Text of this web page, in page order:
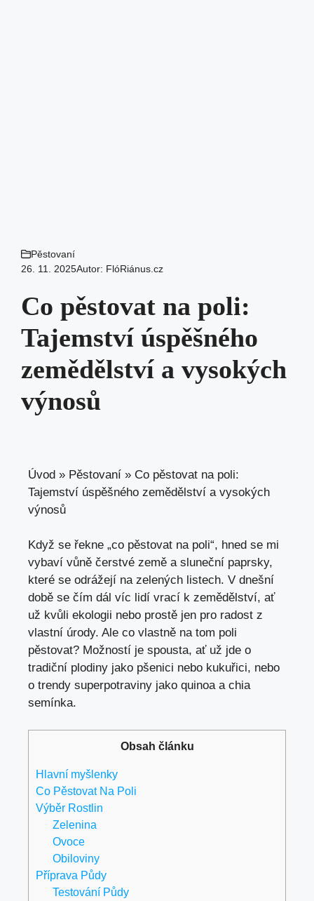
Pěstovaní
26. 11. 2025Autor: FlóRiánus.cz
Co pěstovat na poli:
Tajemství úspěšného
zemědělství a vysokých
výnosů
Úvod » Pěstovaní » Co pěstovat na poli:
Tajemství úspěšného zemědělství a vysokých
výnosů
Když se řekne „co pěstovat na poli“, hned se mi
vybaví vůně čerstvé země a sluneční paprsky,
které se odrážejí na zelených listech. V dnešní
době se čím dál víc lidí vrací k zemědělství, ať
už kvůli ekologii nebo prostě jen pro radost z
vlastní úrody. Ale co vlastně na tom poli
pěstovat? Možností je spousta, ať už jde o
tradiční plodiny jako pšenici nebo kukuřici, nebo
o trendy superpotraviny jako quinoa a chia
semínka.
Obsah článku
Hlavní myšlenky
Co Pěstovat Na Poli
Výběr Rostlin
Zelenina
Ovoce
Obiloviny
Příprava Půdy
Testování Půdy